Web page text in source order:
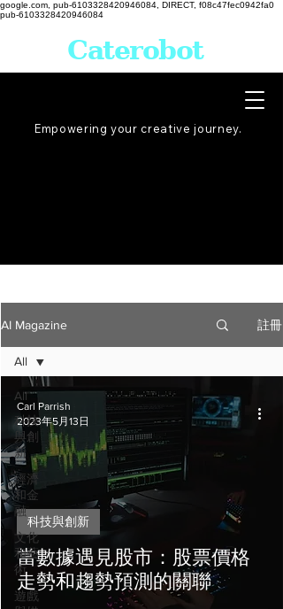
google.com, pub-6103328420946084, DIRECT, f08c47fec0942fa0
pub-6103328420946084
Empowering your creative journey.
Caterobot
AI Magazine 註冊
All
科技
與創
新
經濟
和金
融
文化
和藝
術
遊戲
All
當數據遇見股市：股票價格
走勢和趨勢預測的關聯
科技與創新
Carl Parrish
2023年5月13日